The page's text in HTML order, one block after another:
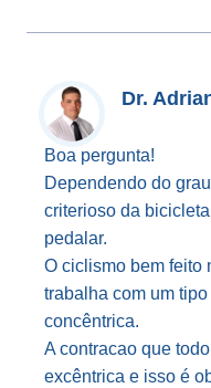
Dr.
Boa pergunta!
Dependendo do
criterioso da
pedalar.
O ciclismo bem feito
trabalha com um
concêntrica.
A contracao que
excêntrica e isso é